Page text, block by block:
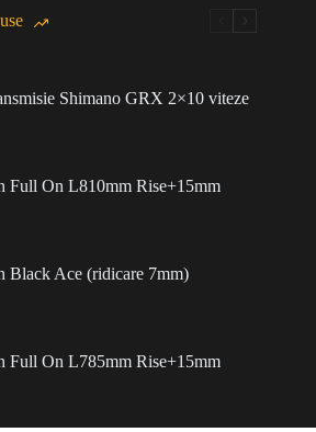
Shimano GRX 2×10 viteze
Full On L810mm Rise+15mm
Black Ace (ridicare 7mm)
Full On L785mm Rise+15mm